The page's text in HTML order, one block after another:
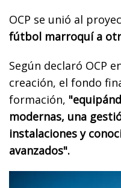
OCP se unió al
fútbol marroquí a
Según declaró OCP
creación, el fondo
formación,
modernas, una
instalaciones y
avanzados".